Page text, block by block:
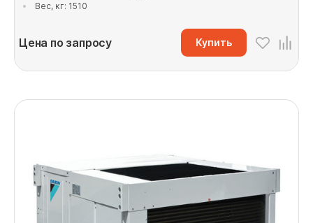
Вес, кг: 1510
Цена по запросу Купить